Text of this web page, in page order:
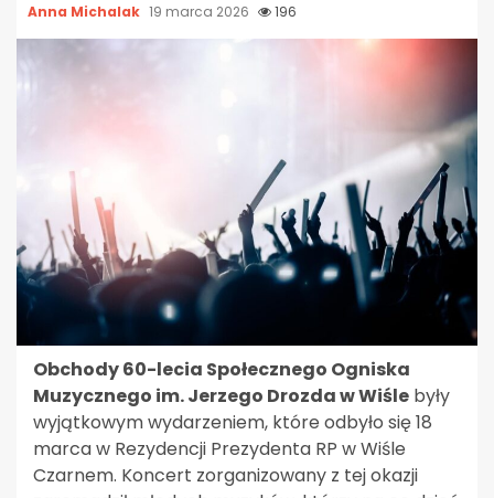
Anna Michalak 19 marca 2026 196
Obchody 60-lecia Społecznego Ogniska
Muzycznego im. Jerzego Drozda w Wiśle były
wyjątkowym wydarzeniem, które odbyło się 18
marca w Rezydencji Prezydenta RP w Wiśle
Czarnem. Koncert zorganizowany z tej okazji